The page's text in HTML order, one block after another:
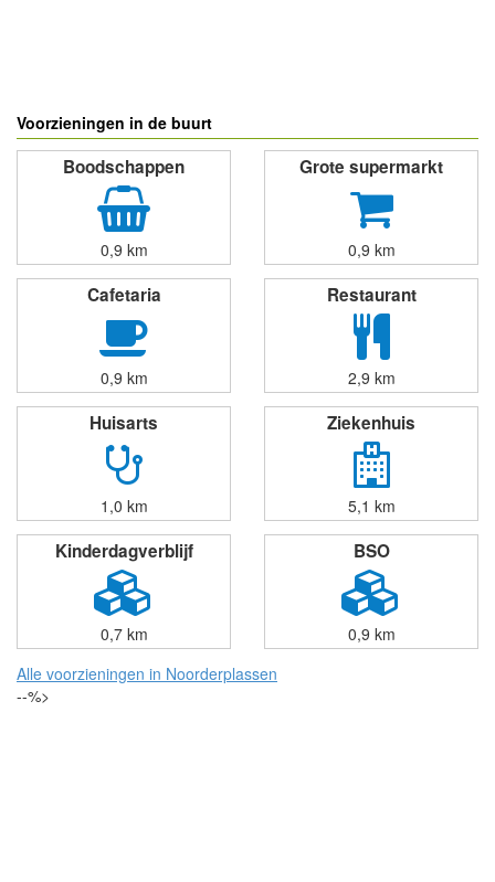
Voorzieningen in de buurt
Boodschappen
0,9 km
Grote supermarkt
0,9 km
Cafetaria
0,9 km
Restaurant
2,9 km
Huisarts
1,0 km
Ziekenhuis
5,1 km
Kinderdagverblijf
0,7 km
BSO
0,9 km
Alle voorzieningen in Noorderplassen
--%>